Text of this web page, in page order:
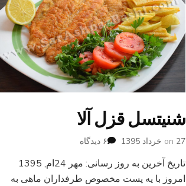
شنیتسل قزل آلا
on 27 خرداد 1395 ۶ دیدگاه
قزل
آلا
تاریخ آخرین به روز رسانی: مهر 24ام, 1395
امروز با یه پست مخصوص طرفداران ماهی به